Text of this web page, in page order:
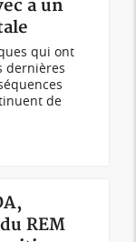
à un
qui ont
dernières
de
REM